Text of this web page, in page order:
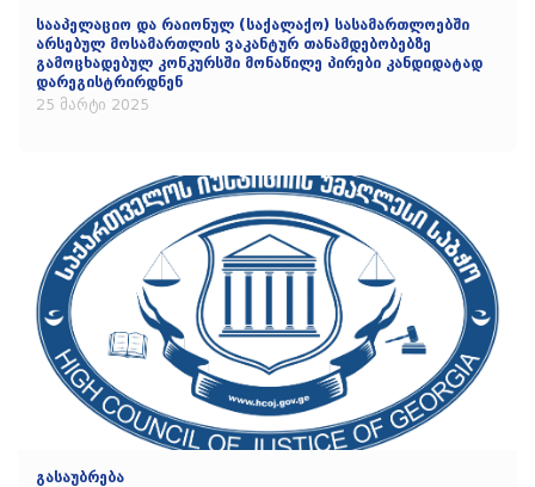
სააპელაციო და რაიონულ (საქალაქო) სასამართლოებში
არსებულ მოსამართლის ვაკანტურ თანამდებობებზე
გამოცხადებულ კონკურსში მონაწილე პირები კანდიდატად
დარეგისტრირდნენ
25 მარტი 2025
გასაუბრება